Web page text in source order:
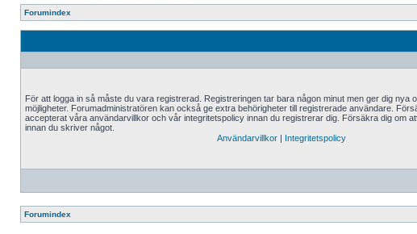
Forumindex
För att logga in så måste du vara registrerad. Registreringen tar bara någon minut men ger dig nya
möjligheter. Forumadministratören kan också ge extra behörigheter till registrerade användare.
accepterat våra användarvillkor och vår integritetspolicy innan du registrerar dig. Försäkra dig om
innan du skriver något.
Användarvillkor| Integritetspolicy
Forumindex